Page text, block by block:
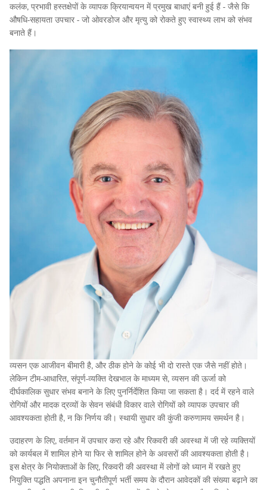
कलंक, प्रभावी हस्तक्षेपों के व्यापक क्रियान्वयन में प्रमुख बाधाएं बनी हुई हैं - जैसे कि
औषधि-सहायता उपचार - जो ओवरडोज और मृत्यु को रोकते हुए स्वास्थ्य लाभ को संभव
बनाते हैं।
व्यसन एक आजीवन बीमारी है, और ठीक होने के कोई भी दो रास्ते एक जैसे नहीं होते।
लेकिन टीम-आधारित, संपूर्ण-व्यक्ति देखभाल के माध्यम से, व्यसन की ऊर्जा को
दीर्घकालिक सुधार संभव बनाने के लिए पुनर्निर्देशित किया जा सकता है। दर्द में रहने वाले
रोगियों और मादक द्रव्यों के सेवन संबंधी विकार वाले रोगियों को व्यापक उपचार की
आवश्यकता होती है, न कि निर्णय की। स्थायी सुधार की कुंजी करुणामय समर्थन है।
उदाहरण के लिए, वर्तमान में उपचार करा रहे और रिकवरी की अवस्था में जी रहे व्यक्तियों
को कार्यबल में शामिल होने या फिर से शामिल होने के अवसरों की आवश्यकता होती है।
इस क्षेत्र के नियोक्ताओं के लिए, रिकवरी की अवस्था में लोगों को ध्यान में रखते हुए
नियुक्ति पद्धति अपनाना इन चुनौतीपूर्ण भर्ती समय के दौरान आवेदकों की संख्या बढ़ाने का